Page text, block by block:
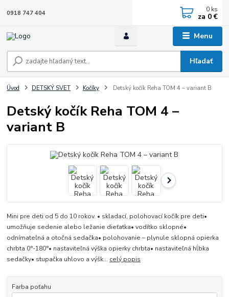
Menu
Hľadať
0918 747 404 0 ks
za 0 €
Úvod DETSKÝ SVET Kočíky Detský kočík Reha TOM 4 – variant B
Detský kočík Reha TOM 4 –
variant B
Mini pre deti od 5 do 10 rokov. • skladací, polohovací kočík pre deti•
umožňuje sedenie alebo ležanie dieťatka• vodítko sklopné•
odnímateľná a otočná sedačka• polohovanie – plynule sklopná opierka
chrbta 0°-180°• nastaviteľná výška opierky chrbta• nastaviteľná hĺbka
sedačky• stupačka uhlovo a výšk... celý popis
Farba poťahu